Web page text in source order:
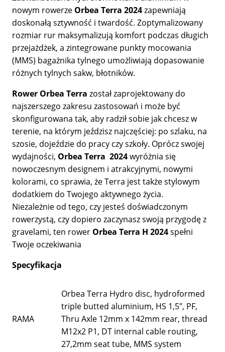
nowym rowerze Orbea Terra 2024zapewniają
doskonałą sztywność i twardość. Zoptymalizowany
rozmiar rur maksymalizują komfort podczas długich
przejażdżek, a zintegrowane punkty mocowania
(MMS) bagażnika tylnego umożliwiają dopasowanie
różnych tylnych sakw, błotników.
Rower Orbea Terra został zaprojektowany do
najszerszego zakresu zastosowań i może być
skonfigurowana tak, aby radził sobie jak chcesz w
terenie, na którym jeździsz najczęściej: po szlaku, na
szosie, dojeździe do pracy czy szkoły. Oprócz swojej
wydajności, Orbea Terra 2024wyróżnia się
nowoczesnym designem i atrakcyjnymi, nowymi
kolorami, co sprawia, że Terra jest także stylowym
dodatkiem do Twojego aktywnego życia.
Niezależnie od tego, czy jesteś doświadczonym
rowerzystą, czy dopiero zaczynasz swoją przygodę z
gravelami, ten rower Orbea Terra H 2024spełni
Twoje oczekiwania
Specyfikacja
RAMA
Orbea Terra Hydro disc, hydroformed
triple butted aluminium, HS 1,5″, PF,
Thru Axle 12mm x 142mm rear, thread
M12x2 P1, DT internal cable routing,
27,2mm seat tube, MMS system